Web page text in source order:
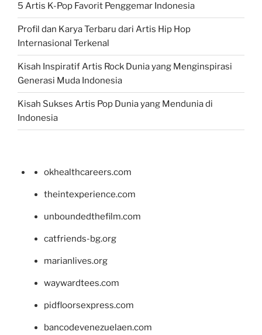
5 Artis K-Pop Favorit Penggemar Indonesia
Profil dan Karya Terbaru dari Artis Hip Hop
Internasional Terkenal
Kisah Inspiratif Artis Rock Dunia yang Menginspirasi
Generasi Muda Indonesia
Kisah Sukses Artis Pop Dunia yang Mendunia di
Indonesia
okhealthcareers.com
theintexperience.com
unboundedthefilm.com
catfriends-bg.org
marianlives.org
waywardtees.com
pidfloorsexpress.com
bancodevenezuelaen.com